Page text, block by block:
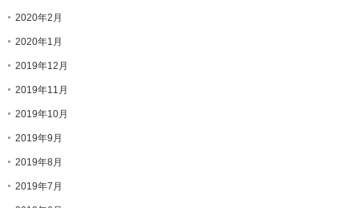
2020年2月
2020年1月
2019年12月
2019年11月
2019年10月
2019年9月
2019年8月
2019年7月